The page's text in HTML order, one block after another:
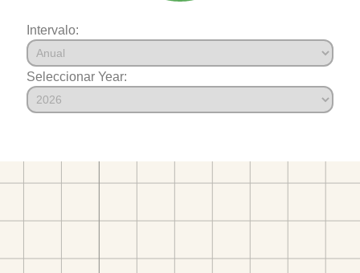
Intervalo:
Seleccionar Year: